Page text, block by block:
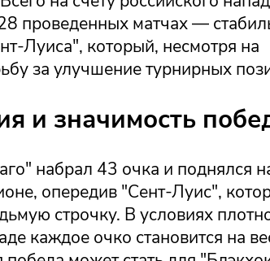
проведенных матчах —
Луиса", который, несмотря на
за улучшение турнирных
и значимость
набрал 43 очка и поднялся
опередив "Сент-Луис",
строчку. В условиях
каждое очко становится на